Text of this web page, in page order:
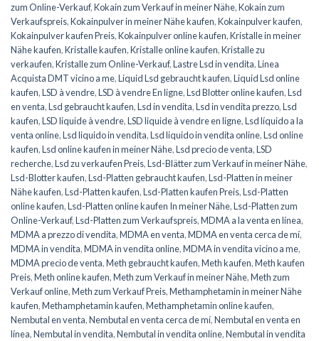
zum Online-Verkauf,Kokain zum Verkauf in meiner Nähe,Kokain zum
Verkaufspreis,Kokainpulver in meiner Nähe kaufen,Kokainpulver kaufen,
Kokainpulver kaufen Preis,Kokainpulver online kaufen,Kristalle in meiner
Nähe kaufen,Kristalle kaufen,Kristalle online kaufen,Kristalle zu
verkaufen,Kristalle zum Online-Verkauf,Lastre Lsd in vendita,Linea
Acquista DMT vicino a me,Liquid Lsd gebraucht kaufen,Liquid Lsd online
kaufen,LSD à vendre,LSD à vendre En ligne,Lsd Blotter online kaufen,Lsd
en venta,Lsd gebraucht kaufen,Lsd in vendita,Lsd in vendita prezzo,Lsd
kaufen,LSD liquide à vendre,LSD liquide à vendre en ligne,Lsd líquido a la
venta online,Lsd liquido in vendita,Lsd liquido in vendita online,Lsd online
kaufen,Lsd online kaufen in meiner Nähe,Lsd precio de venta,LSD
recherche,Lsd zu verkaufen Preis,Lsd-Blätter zum Verkauf in meiner Nähe,
Lsd-Blotter kaufen,Lsd-Platten gebraucht kaufen,Lsd-Platten in meiner
Nähe kaufen,Lsd-Platten kaufen,Lsd-Platten kaufen Preis,Lsd-Platten
online kaufen,Lsd-Platten online kaufen In meiner Nähe,Lsd-Platten zum
Online-Verkauf,Lsd-Platten zum Verkaufspreis,MDMA a la venta en línea,
MDMA a prezzo di vendita,MDMA en venta,MDMA en venta cerca de mí,
MDMA in vendita,MDMA in vendita online,MDMA in vendita vicino a me,
MDMA precio de venta,Meth gebraucht kaufen,Meth kaufen,Meth kaufen
Preis,Meth online kaufen,Meth zum Verkauf in meiner Nähe,Meth zum
Verkauf online,Meth zum Verkauf Preis,Methamphetamin in meiner Nähe
kaufen,Methamphetamin kaufen,Methamphetamin online kaufen,
Nembutal en venta,Nembutal en venta cerca de mí,Nembutal en venta en
línea,Nembutal in vendita,Nembutal in vendita online,Nembutal in vendita